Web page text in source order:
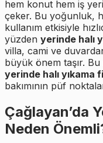
hem konut hem iş
çeker. Bu yoğunluk,
kullanım etkisiyle
yüzden yerinde halı
villa, cami ve
büyük önem taşır.
yerinde halı yıkama
bakımının püf
Çağlayan’da
Neden